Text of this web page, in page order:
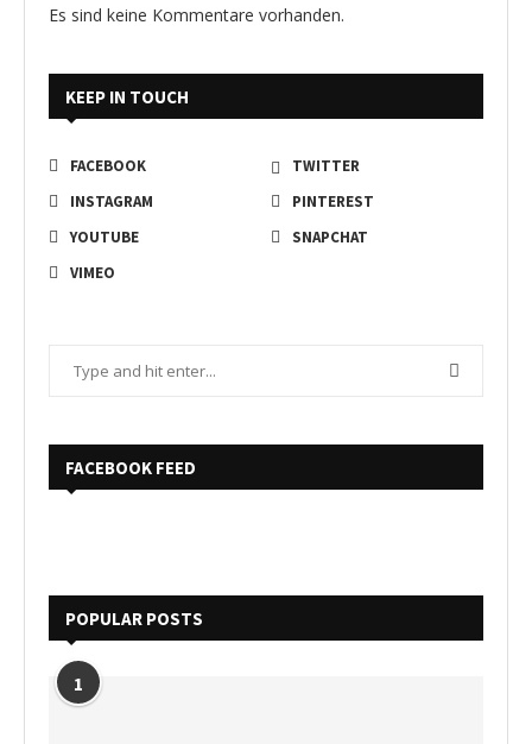
Es sind keine Kommentare vorhanden.
KEEP IN TOUCH
FACEBOOK
TWITTER
INSTAGRAM
PINTEREST
YOUTUBE
SNAPCHAT
VIMEO
FACEBOOK FEED
POPULAR POSTS
1